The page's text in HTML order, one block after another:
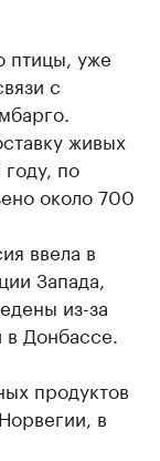
птицы, уже
с
живых
по
около 700
ввела в
Запада,
из-за
Донбассе.
продуктов
в